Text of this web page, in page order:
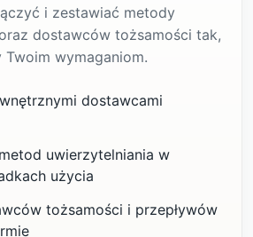
i zestawiać metody
dostawców tożsamości tak,
Twoim wymaganiom.
dostawcami
uwierzytelniania w
użycia
tożsamości i przepływów